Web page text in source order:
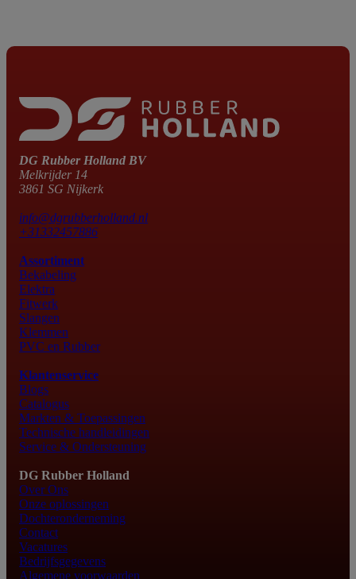
DG Rubber Holland BV
Melkrijder 14
3861 SG Nijkerk
info@dgrubberholland.nl
+31332457886
Assortiment
Bekabeling
Elektra
Fitwerk
Slangen
Klemmen
PVC en Rubber
Klantenservice
Blogs
Catalogus
Markten & Toepassingen
Technische handleidingen
Service & Ondersteuning
DG Rubber Holland
Over Ons
Onze oplossingen
Dochteronderneming
Contact
Vacatures
Bedrijfsgegevens
Algemene voorwaarden